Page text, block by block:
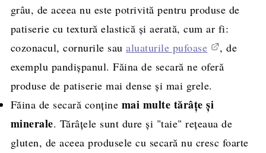
grâu, de aceea nu este potrivită pentru produse de
patiserie cu textură elastică și aerată, cum ar fi:
cozonacul, cornurile saualuaturile pufoase
, de
exemplu pandișpanul. Făina de secară ne oferă
produse de patiserie mai dense și mai grele.
Făina de secară conține mai multe tărâțe și
minerale. Tărâțele sunt dure și "taie" rețeaua de
gluten, de aceea produsele cu secară nu cresc foarte